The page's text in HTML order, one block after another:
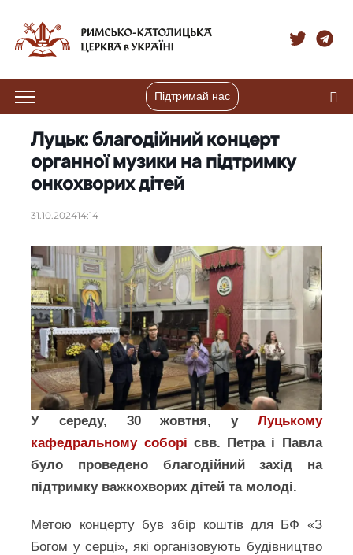
Підтримай нас
Луцьк: благодійний концерт
органної музики на підтримку
онкохворих дітей
31.10.202414:14
У середу, 30 жовтня, у Луцькому
кафедральному соборі свв. Петра і Павла
було проведено благодійний захід на
підтримку важкохворих дітей та молоді.
Метою концерту був збір коштів для БФ «З
Богом у серці», які організовують будівництво